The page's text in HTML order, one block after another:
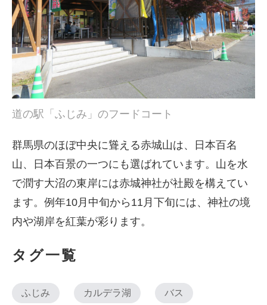
道の駅「ふじみ」のフードコート
群馬県のほぼ中央に聳える赤城山は、日本百名
山、日本百景の一つにも選ばれています。山を水
で潤す大沼の東岸には赤城神社が社殿を構えてい
ます。例年10月中旬から11月下旬には、神社の境
内や湖岸を紅葉が彩ります。
タグ一覧
ふじみ カルデラ湖 バス